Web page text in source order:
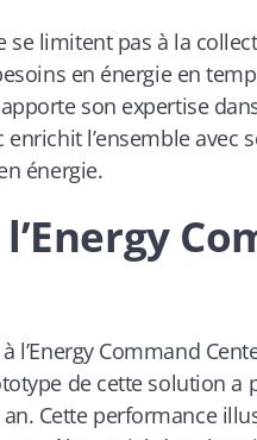
limitent pas à la
en énergie en
son expertise
l’ensemble avec
énergie.
l’Energy Command
de cette solution a
Cette performance